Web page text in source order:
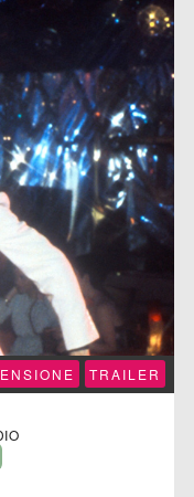
TRAILER